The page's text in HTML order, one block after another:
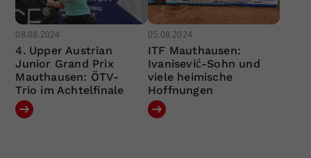
08.08.2024
4. Upper Austrian
Junior Grand Prix
Mauthausen: ÖTV-
Trio im Achtelfinale
05.08.2024
ITF Mauthausen:
Ivanisević-Sohn und
viele heimische
Hoffnungen